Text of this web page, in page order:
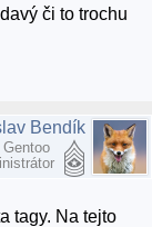
či to trochu
Bendík
Gentoo
tagy. Na tejto